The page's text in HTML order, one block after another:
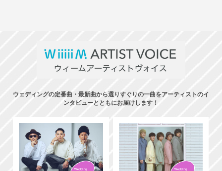
ウェディングの定番曲・最新曲から選りすぐりの一曲をアーティストのイ
ンタビューとともにお届けします！